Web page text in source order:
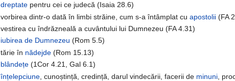
dreptate pentru cei ce judecă (Isaia 28.6)
vorbirea dintr-o dată în limbi străine, cum s-a întâmplat cuapostolii (FA
vestirea cu îndrăzneală a cuvântului lui Dumnezeu (FA 4.31)
iubirea de Dumnezeu (Rom 5.5)
tărie în nădejde (Rom 15.13)
blândețe (1Cor 4.21, Gal 6.1)
înțelepciune , cunoștință, credință, darul vindecării, facerii de minuni ,